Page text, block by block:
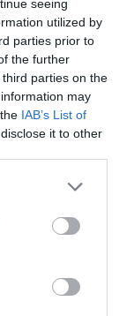
seeing
utilized by
parties prior to
the further
parties on the
may
IAB’s List of
it to other
or more Google
may click to
party tags to
in below Google
του